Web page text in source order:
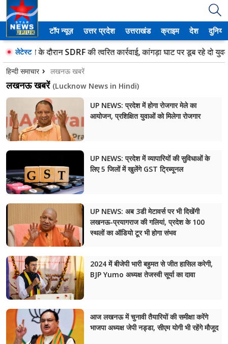
टॉप न्यूज़ उत्तर प्रदेश उत्तराखंड क्राइम देश दुनिया
लेटेस्ट
मेले के दौरान SDRF की त्वरित कार्रवाई, कांगड़ा घाट पर डूब रहे दो
हिन्दी समाचार लखनऊ खबरें
लखनऊ खबरें (Lucknow News in Hindi)
UP NEWS: प्रदेश में होगा रोजगार मेले का
आयोजन, प्रशिक्षित युवाओं को मिलेगा रोजगार
UP NEWS: प्रदेश में व्यापारियों की सुविधाओं के
लिए 5 जिलों में खुलेंगे GST ट्रिब्यूनल
UP NEWS: अब 3डी मेटावर्स पर भी दिखेंगी
लखनऊ-प्रयागराज की गलियां, प्रदेश के 100
स्थलों का ऑडियो टूर भी होगा संभव
2024 में बीजेपी भारी बहुमत से जीत हासिल करेगी,
BJP Yumo अध्यक्ष तेजस्वी सूर्या का दावा
आज लखनऊ में चुनावी तैयारियों की समीक्षा करेंगे
भाजपा अध्यक्ष जेपी नड्डा, सीएम योगी भी रहेंगे मौजूद
उत्तर प्रदेश
अमेठी
आगरा
कानपुर
प्रयागराज
लखनऊ
उत्तराखंड
अल्मोड़ा
चंपावत
चमोली
देहरादून
नैनीताल
बागेश्वर